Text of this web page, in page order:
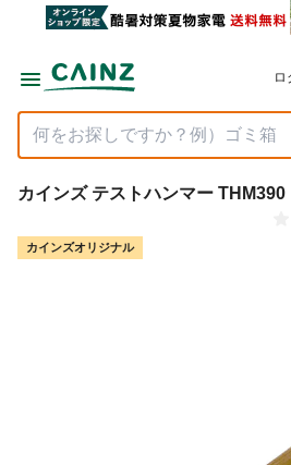
ロ
カインズ テストハンマー THM390
カインズオリジナル